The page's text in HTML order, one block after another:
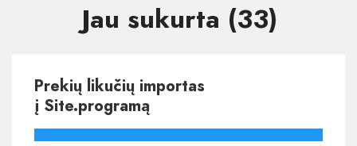
Jau sukurta (33)
Prekių likučių importas
į Site.programą